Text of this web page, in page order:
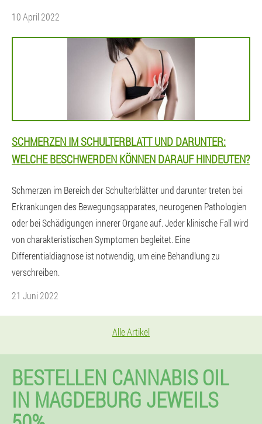
10 April 2022
SCHMERZEN IM SCHULTERBLATT UND DARUNTER:
WELCHE BESCHWERDEN KÖNNEN DARAUF HINDEUTEN?
Schmerzen im Bereich der Schulterblätter und darunter treten bei
Erkrankungen des Bewegungsapparates, neurogenen Pathologien
oder bei Schädigungen innerer Organe auf. Jeder klinische Fall wird
von charakteristischen Symptomen begleitet. Eine
Differentialdiagnose ist notwendig, um eine Behandlung zu
verschreiben.
21 Juni 2022
Alle Artikel
BESTELLEN CANNABIS OIL
IN MAGDEBURG JEWEILS